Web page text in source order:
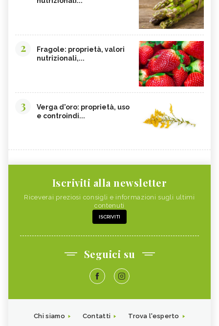
2
Fragole: proprietà, valori
nutrizionali,...
3
Verga d'oro: proprietà, uso
e controindi...
Iscriviti alla newsletter
Riceverai preziosi consigli e informazioni sugli ultimi
contenuti
ISCRIVITI
Seguici su
Chi siamo Contatti
Trova l'esperto